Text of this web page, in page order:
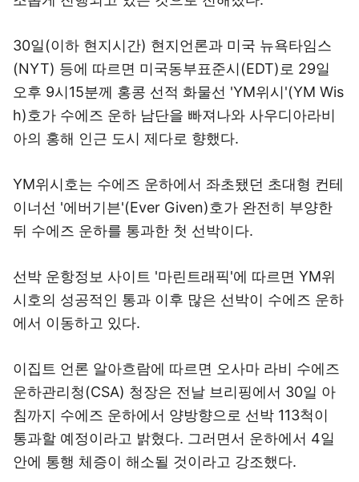
30일(이하 현지시간) 현지언론과 미국 뉴욕타임스
(NYT) 등에 따르면 미국동부표준시(EDT)로 29일
오후 9시15분께 홍콩 선적 화물선 'YM위시'(YM Wis
h)호가 수에즈 운하 남단을 빠져나와 사우디아라비
아의 홍해 인근 도시 제다로 향했다.
YM위시호는 수에즈 운하에서 좌초됐던 초대형 컨테
이너선 '에버기븐'(Ever Given)호가 완전히 부양한
뒤 수에즈 운하를 통과한 첫 선박이다.
선박 운항정보 사이트 '마린트래픽'에 따르면 YM위
시호의 성공적인 통과 이후 많은 선박이 수에즈 운하
에서 이동하고 있다.
이집트 언론 알아흐람에 따르면 오사마 라비 수에즈
운하관리청(CSA) 청장은 전날 브리핑에서 30일 아
침까지 수에즈 운하에서 양방향으로 선박 113척이
통과할 예정이라고 밝혔다. 그러면서 운하에서 4일
안에 통행 체증이 해소될 것이라고 강조했다.